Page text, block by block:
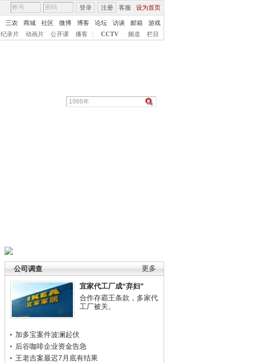
客服 设为首页
登录 注册
三农 商城 社区 微博 博客 论坛 访谈 邮箱
游戏
纪录片 动画片 公开课 播客 CCTV 频道 栏目
更多
公司调查
宜家代工厂成“弃妇”
合作存霸王条款，多家代
工厂被关。
加多宝案件波澜起伏
后谷咖啡企业资金告急
王老吉案最迟7月底有结果